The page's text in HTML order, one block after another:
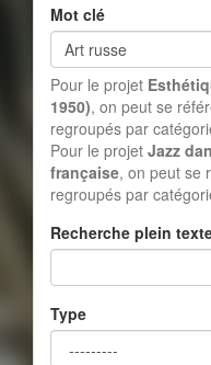
Mot clé
Pour le projet
1950), on peut se
regroupés par
Pour le projet Jazz
française, on peut se
regroupés par
Recherche plein
Type